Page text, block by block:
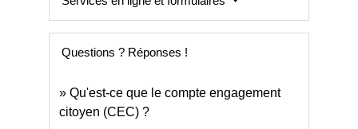
Questions ? Réponses !
Qu'est-ce que le compte engagement
citoyen (CEC) ?